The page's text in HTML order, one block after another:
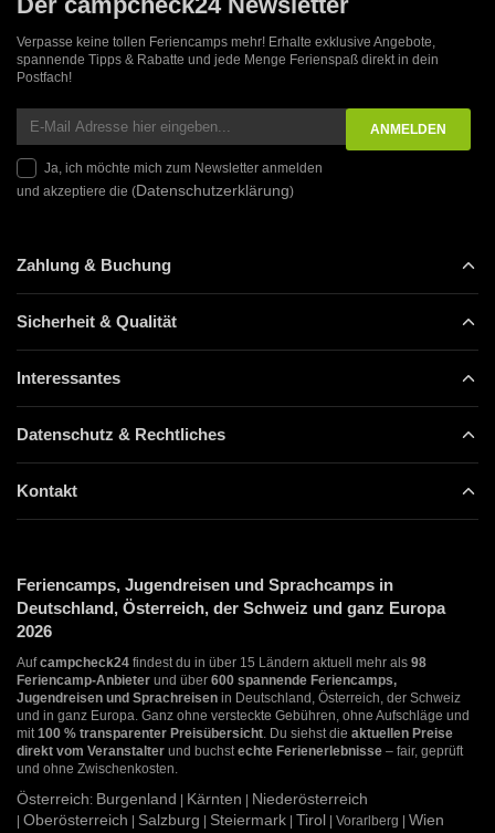
Verpasse keine tollen Feriencamps mehr! Erhalte exklusive Angebote,
spannende Tipps & Rabatte und jede Menge Ferienspaß direkt in dein
Postfach!
Ja, ich möchte mich zum Newsletter anmelden
und akzeptiere die (Datenschutzerklärung)
Zahlung & Buchung
Sicherheit & Qualität
Interessantes
Datenschutz & Rechtliches
Kontakt
Feriencamps, Jugendreisen und Sprachcamps in
Deutschland, Österreich, der Schweiz und ganz Europa
2026
Aufcampcheck24 findest du in über 15 Ländern aktuell mehr als 98
Feriencamp-Anbieter und über 600 spannende Feriencamps,
Jugendreisen und Sprachreisen in Deutschland, Österreich, der Schweiz
und in ganz Europa. Ganz ohne versteckte Gebühren, ohne Aufschläge und
mit 100 % transparenter Preisübersicht . Du siehst die aktuellen Preise
direkt vom Veranstalter und buchst echte Ferienerlebnisse – fair, geprüft
und ohne Zwischenkosten.
Österreich: Burgenland | Kärnten | Niederösterreich
| Oberösterreich | Salzburg | Steiermark | Tirol | Vorarlberg | Wien